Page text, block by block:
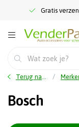
Gratis
Terug naar home
Bosch